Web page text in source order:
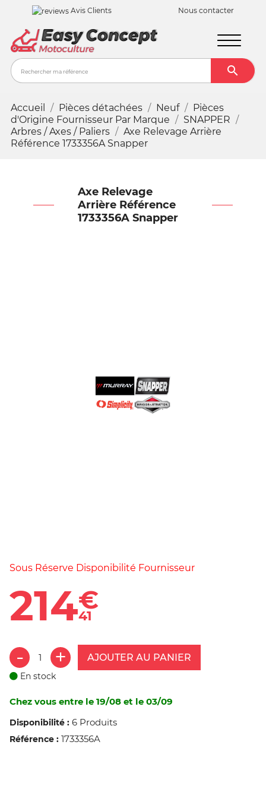
Avis Clients Nous contacter

Accueil Pièces détachées Neuf
Pièces
d'Origine Fournisseur Par Marque
SNAPPER
Arbres / Axes / Paliers
Axe Relevage Arrière
Référence 1733356A Snapper
Axe Relevage
Arrière Référence
1733356A Snapper
Sous Réserve Disponibilité Fournisseur
214€
41
AJOUTER AU PANIER
En stock
Chez vous entre le 19/08 et le 03/09
Disponibilité : 6 Produits
Référence : 1733356A